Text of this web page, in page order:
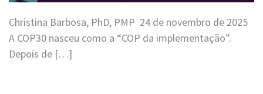
Christina Barbosa, PhD, PMP 24 de novembro de 2025
A COP30 nasceu como a “COP da implementação”.
Depois de […]